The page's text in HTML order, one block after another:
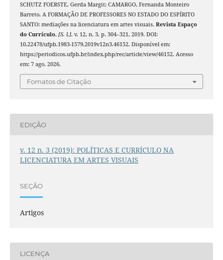
SCHUTZ FOERSTE, Gerda Margit; CAMARGO, Fernanda Monteiro
Barreto. A FORMAÇÃO DE PROFESSORES NO ESTADO DO ESPÍRITO
SANTO: mediações na licenciatura em artes visuais. Revista Espaço
do Currículo, [S. l.], v. 12, n. 3, p. 304–321, 2019. DOI:
10.22478/ufpb.1983-1579.2019v12n3.46152. Disponível em:
https://periodicos.ufpb.br/index.php/rec/article/view/46152. Acesso
em: 7 ago. 2026.
Fomatos de Citação
EDIÇÃO
v. 12 n. 3 (2019): POLÍTICAS E CURRÍCULO NA
LICENCIATURA EM ARTES VISUAIS
SEÇÃO
Artigos
LICENÇA